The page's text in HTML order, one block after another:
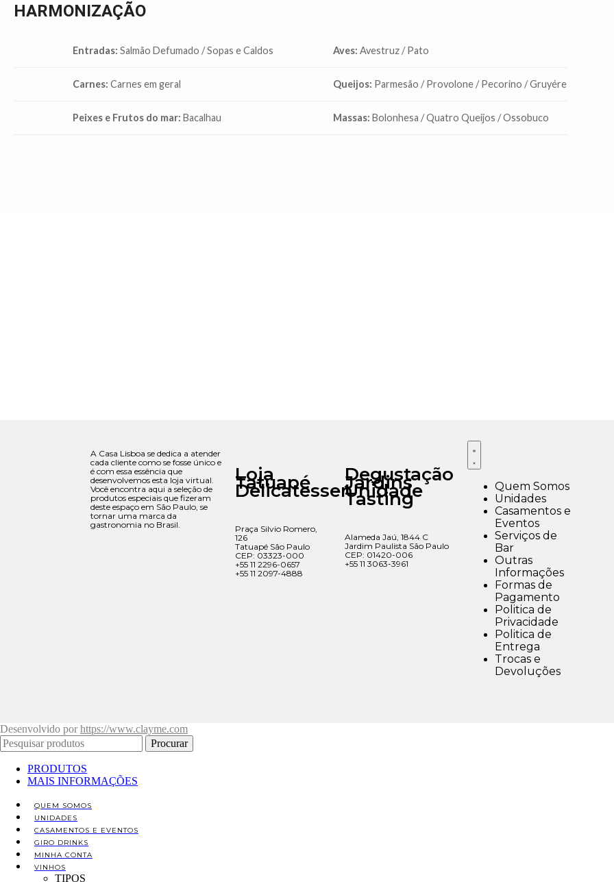
HARMONIZAÇÃO
Entradas: Salmão Defumado / Sopas e Caldos Aves: Avestruz / Pato
Carnes: Carnes em geral Queijos: Parmesão / Provolone / Pecorino / Gruyére
Peixes e Frutos do mar: Bacalhau Massas: Bolonhesa / Quatro Queijos / Ossobuco
A Casa Lisboa se dedica a atender
cada cliente como se fosse único e
é com essa essência que
desenvolvemos esta loja virtual.
Você encontra aqui a seleção de
produtos especiais que fizeram
deste espaço em São Paulo, se
tornar uma marca da
gastronomia no Brasil.
Loja
Tatuapé
Delicatessen
Praça Silvio Romero,
126
Tatuapé São Paulo
CEP: 03323-000
+55 11 2296-0657
+55 11 2097-4888
Degustação
Jardins
Unidade
Tasting
Alameda Jaú, 1844 C
Jardim Paulista São Paulo
CEP: 01420-006
+55 11 3063-3961
Quem Somos
Unidades
Casamentos e
Eventos
Serviços de
Bar
Outras
Informações
Formas de
Pagamento
Politica de
Privacidade
Politica de
Entrega
Trocas e
Devoluções
Desenvolvido por https://www.clayme.com
Procurar
PRODUTOS
MAIS INFORMAÇÕES
QUEM SOMOS
UNIDADES
CASAMENTOS E EVENTOS
GIRO DRINKS
MINHA CONTA
VINHOS
TIPOS